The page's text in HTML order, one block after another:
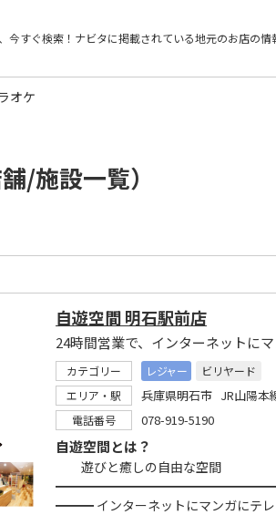
今すぐ検索！ ナビタに掲載されている地元のお店の情
オケ
/施設一覧）
自遊空間 明石駅前店
カテゴリー レジャー
ビリヤード
エリア・駅
兵庫県明石市 JR山陽本
電話番号 078-919-5190
自遊空間とは？
遊びと癒しの自由な空間
━━━ インターネットにマンガにテレ